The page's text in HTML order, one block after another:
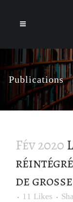
Publications
Fév 2020
de
11 Likes